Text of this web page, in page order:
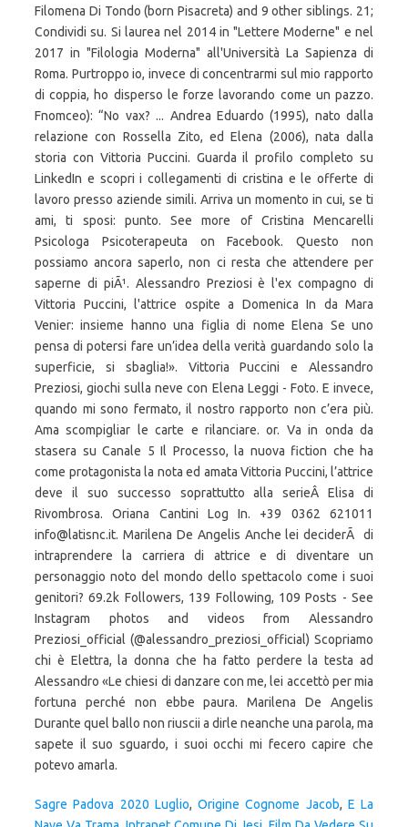
Sagre Padova 2020 Luglio, Origine Cognome Jacob, E La